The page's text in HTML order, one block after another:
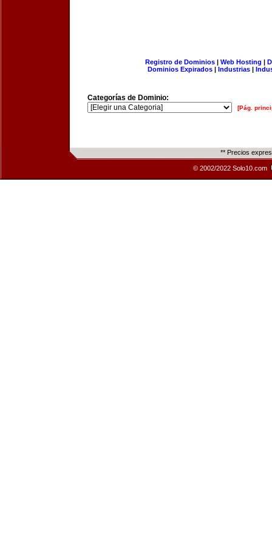
Registro de Dominios| Web Hosting |
Dominios Expirados | Industrias |
Categorías de Dominio:
[Pág.
** Precios
© 2002/2022 Solo10.com